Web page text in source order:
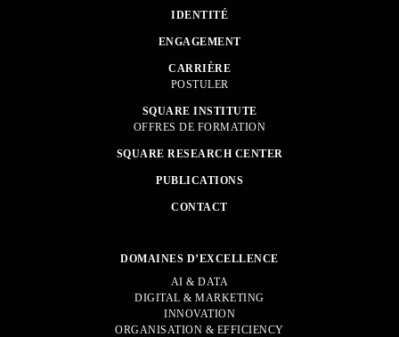
IDENTITÉ
ENGAGEMENT
CARRIÈRE
POSTULER
SQUARE INSTITUTE
OFFRES DE FORMATION
SQUARE RESEARCH CENTER
PUBLICATIONS
CONTACT
DOMAINES D’EXCELLENCE
AI & DATA
DIGITAL & MARKETING
INNOVATION
ORGANISATION & EFFICIENCY